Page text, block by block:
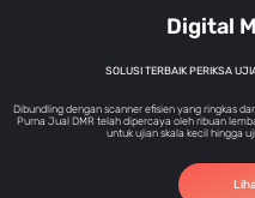
Digital
SOLUSI TERBAIK PERIKSA
Dibundling dengan scanner efisien yang ringkas
Purna Jual DMR telah dipercaya oleh ribuan
untuk ujian skala kecil hingga